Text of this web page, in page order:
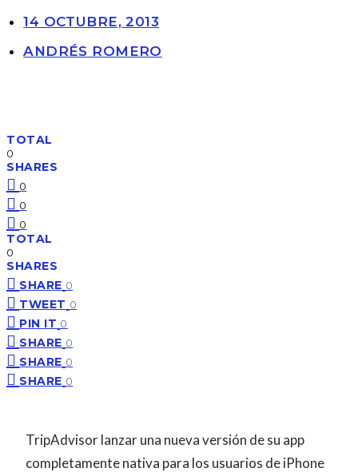
14 OCTUBRE, 2013
ANDRÉS ROMERO
TOTAL
0
SHARES
0
0
0
TOTAL
0
SHARES
SHARE 0
TWEET 0
PIN IT 0
SHARE 0
SHARE 0
SHARE 0
TripAdvisor lanzar una nueva versión de su app
completamente nativa para los usuarios de iPhone